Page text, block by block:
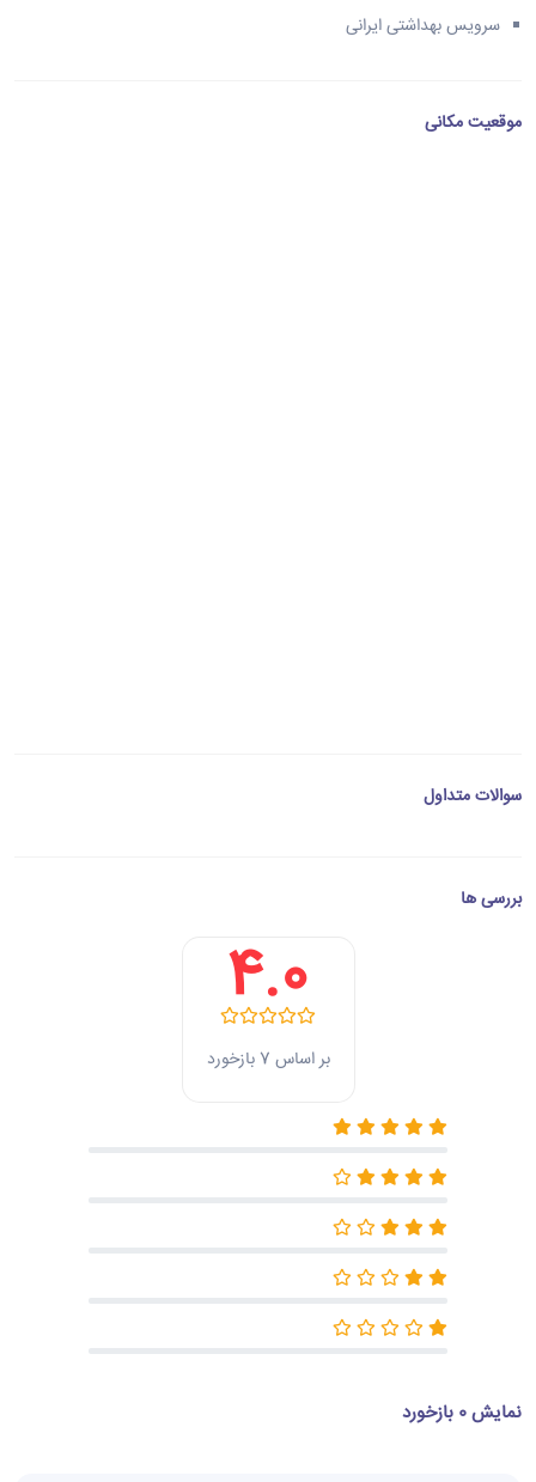
سرویس بهداشتی ایرانی
موقعیت مکانی
سوالات متداول
بررسی ها
4.0
بر اساس 7 بازخورد
نمایش 0 بازخورد